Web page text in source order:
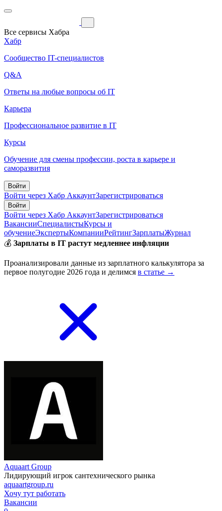
Все сервисы Хабра
Хабр
Сообщество IT-специалистов
Q&A
Ответы на любые вопросы об IT
Карьера
Профессиональное развитие в IT
Курсы
Обучение для смены профессии, роста в карьере и
саморазвития
Войти
Войти через Хабр АккаунтЗарегистрироваться
Войти
Войти через Хабр АккаунтЗарегистрироваться
ВакансииСпециалистыКурсы и
обучениеЭкспертыКомпанииРейтингЗарплатыЖурнал
💰 Зарплаты в IT растут медленнее инфляции
Проанализировали данные из зарплатного калькулятора за
первое полугодие 2026 года и делимся в статье →
Aquaart Group
Лидирующий игрок сантехнического рынка
aquaartgroup.ru
Хочу тут работать
Вакансии